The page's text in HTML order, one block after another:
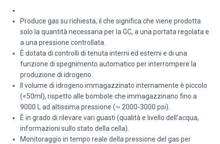
Produce gas su richiesta, il che significa che viene prodotta
solo la quantità necessaria per la GC, a una portata regolata e
a una pressione controllata.
È dotata di controlli di tenuta interni ed esterni e di una
funzione di spegnimento automatico per interrompere la
produzione di idrogeno.
Il volume di idrogeno immagazzinato internamente è piccolo
(<50ml), rispetto alle bombole che immagazzinano fino a
9000 L ad altissima pressione (~ 2000-3000 psi).
È in grado di rilevare vari guasti (qualità e livello dell’acqua,
informazioni sullo stato della cella).
Monitoraggio in tempo reale della pressione del gas per